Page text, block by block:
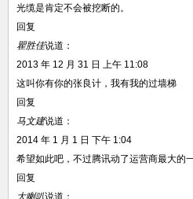
光缆是肯定不会被挖断的。
回复
瞿胜佳说道：
2013 年 12 月 31 日 上午 11:08
这叫你有你的张良计，我有我的过墙梯
回复
马文建说道：
2014 年 1 月 1 日 下午 1:04
希望如此吧，不过腾讯动了运营商最大的
回复
大喇叭说道：